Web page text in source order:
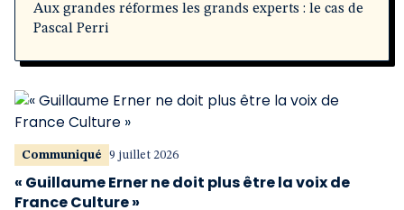
Aux grandes réformes les grands experts : le cas de
Pascal Perri
Communiqué 9 juillet 2026
« Guillaume Erner ne doit plus être la voix de
France Culture »